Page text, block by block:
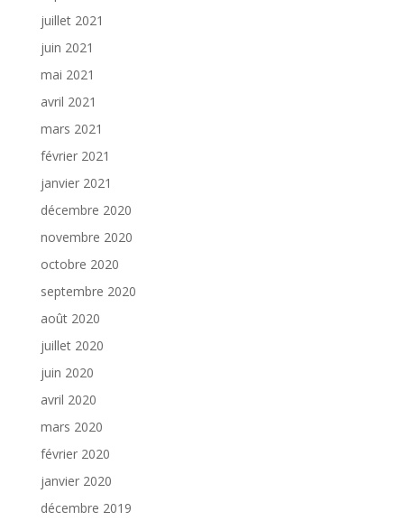
juillet 2021
juin 2021
mai 2021
avril 2021
mars 2021
février 2021
janvier 2021
décembre 2020
novembre 2020
octobre 2020
septembre 2020
août 2020
juillet 2020
juin 2020
avril 2020
mars 2020
février 2020
janvier 2020
décembre 2019